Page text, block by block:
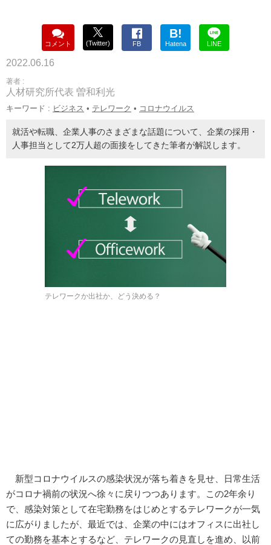
コメント (Twitter) FB
B!
Hatena LINE
2022.06.16
著者 :
人材研究所代表 曽和利光
キーワード : ビジネス • テレワーク • コロナウイルス
就活や転職、企業人事のさまざまな話題について、企業の採用・
人事担当として2万人超の面接をしてきた筆者が解説します。
テレワークか出社か、どう決める？
新型コロナウイルスの感染状況が落ち着きを見せ、日常生活
がコロナ禍前の状況へ徐々に戻りつつあります。この2年余り
で、感染対策として在宅勤務をはじめとするテレワークが一気
に広がりましたが、最近では、企業の中にはオフィスに出社し
ての勤務を基本とするなど、テレワークの見直しを進め、以前